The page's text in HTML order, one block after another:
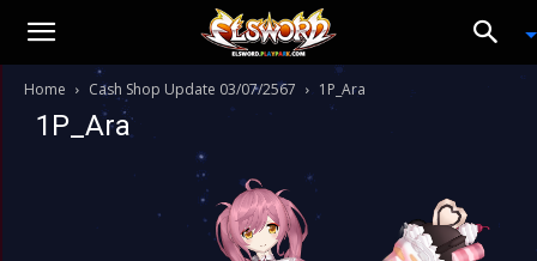
Home Cash Shop Update 03/07/2567 1P_Ara
1P_Ara